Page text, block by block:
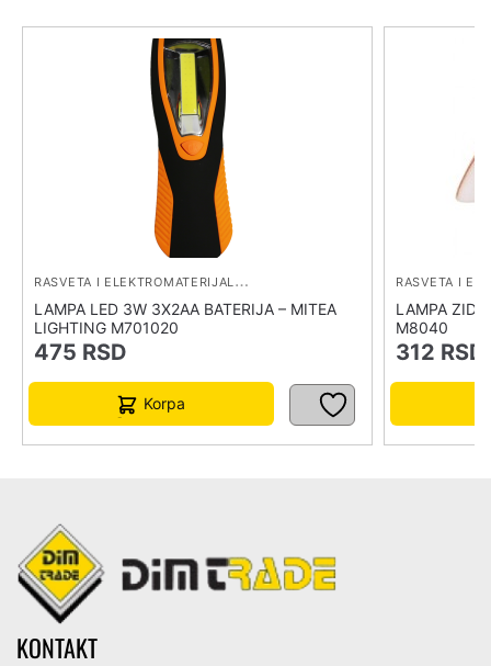
R
ASVETA I ELEKTROMATERIJAL
,RASVETA I IZVORI SVETLA
LAMPA LED 3W 3X2AA BATERIJA – MITEA
LIGHTING M701020
475 RSD
Korpa
LAMPA
M8040
312 RSD
KONTAKT